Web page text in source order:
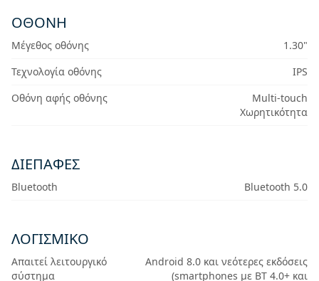
ΟΘΌΝΗ
Μέγεθος οθόνης
1.30"
Τεχνολογία οθόνης
IPS
Οθόνη αφής οθόνης
Multi-touch
Χωρητικότητα
ΔΙΕΠΑΦΈΣ
Bluetooth Bluetooth 5.0
ΛΟΓΙΣΜΙΚΌ
Απαιτεί λειτουργικό
σύστημα
Android 8.0 και νεότερες εκδόσεις
(smartphones με BT 4.0+ και